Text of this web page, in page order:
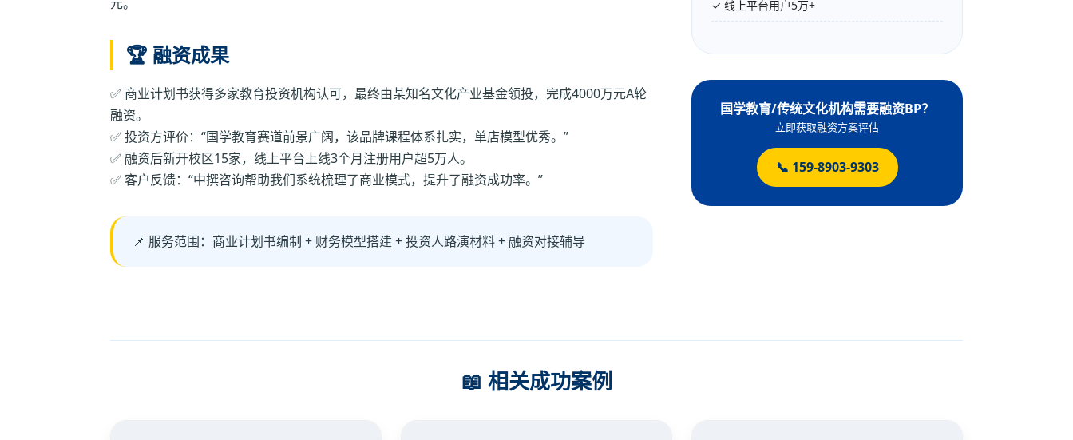
🏆 融资成果
✅ 商业计划书获得多家教育投资机构认可，最终由某知名文化产业基金领投，完成4000万元A轮
融资。
✅ 投资方评价：“国学教育赛道前景广阔，该品牌课程体系扎实，单店模型优秀。”
✅ 融资后新开校区15家，线上平台上线3个月注册用户超5万人。
✅ 客户反馈：“中撰咨询帮助我们系统梳理了商业模式，提升了融资成功率。”
📌 服务范围：商业计划书编制 + 财务模型搭建 + 投资人路演材料 + 融资对接辅导
✓ 线上平台用户5万+
国学教育/传统文化机构需要融资BP？
立即获取融资方案评估
📞 159-8903-9303
📖 相关成功案例